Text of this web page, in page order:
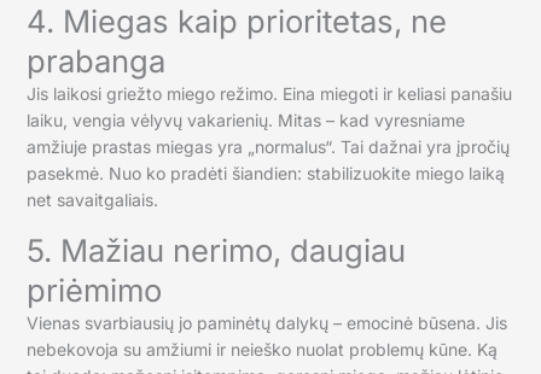
4. Miegas kaip prioritetas, ne
prabanga
Jis laikosi griežto miego režimo. Eina miegoti ir keliasi panašiu
laiku, vengia vėlyvų vakarienių. Mitas – kad vyresniame
amžiuje prastas miegas yra „normalus“. Tai dažnai yra įpročių
pasekmė. Nuo ko pradėti šiandien: stabilizuokite miego laiką
net savaitgaliais.
5. Mažiau nerimo, daugiau
priėmimo
Vienas svarbiausių jo paminėtų dalykų – emocinė būsena. Jis
nebekovoja su amžiumi ir neieško nuolat problemų kūne. Ką